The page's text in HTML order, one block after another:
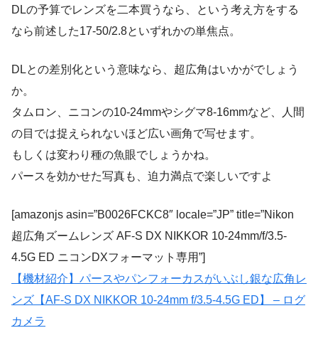
DLの予算でレンズを二本買うなら、という考え方をする
なら前述した17-50/2.8といずれかの単焦点。
DLとの差別化という意味なら、超広角はいかがでしょう
か。
タムロン、ニコンの10-24mmやシグマ8-16mmなど、人間
の目では捉えられないほど広い画角で写せます。
もしくは変わり種の魚眼でしょうかね。
パースを効かせた写真も、迫力満点で楽しいですよ
[amazonjs asin=”B0026FCKC8″ locale=”JP” title=”Nikon
超広角ズームレンズ AF-S DX NIKKOR 10-24mm/f/3.5-
4.5G ED ニコンDXフォーマット専用”]
【機材紹介】パースやパンフォーカスがいぶし銀な広角レ
ンズ【AF-S DX NIKKOR 10-24mm f/3.5-4.5G ED】 – ログ
カメラ